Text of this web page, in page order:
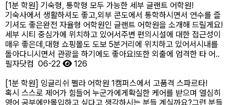
[1분 학원] 기숙형, 통학형 모두 가능한 세부 글랜트 어학원!
기숙사에서 생활하셔도 좋고,외부 콘도에서 통학하시면서 연수를 즐
기셔도 좋은완전 자율형 어학원인 글랜트 어학원을 소개해 드릴게요!​
세부 시티 중심가에 위치하고 있어서주변 편의시설에 대한 접근성이
매우 좋은데,대형 쇼핑몰도 도보 5분거리에 위치하고 있어서시내를
돌아다니시면서 관광을 하기에도 좋아요!​또한 외출에 엄격한 타 어..
필자닷컴 06-22
126
[1분 학원] 잉글리쉬 펠라 어학원 1캠퍼스에서 고품격 스파르타!
혹시 스스로 제어가 힘들어 누군가에게확실한 케어를 받으며 열심히
영어 공부에만몰입하고 싶다고 생각하시는 분들 계실까요?그런 분들